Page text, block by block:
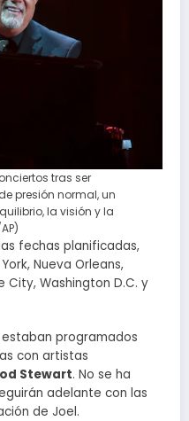
tras ser
presión normal, un
la visión y la
fechas planificadas,
Nueva Orleans,
City, Washington D.C. y
programados
con artistas
Stewart. No se ha
adelante con las
de Joel.